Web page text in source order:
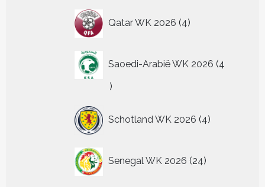
Qatar WK 2026 4
producten
Saoedi-Arabië WK 2026 4
4
Schotland WK 2026 4
producten
Senegal WK 2026 24
producten